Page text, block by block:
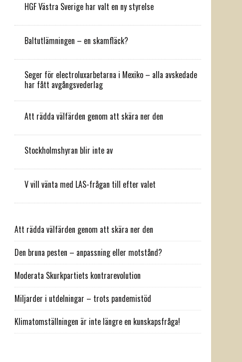
HGF Västra Sverige har valt en ny styrelse
Baltutlämningen – en skamfläck?
Seger för electroluxarbetarna i Mexiko – alla avskedade
har fått avgångsvederlag
Att rädda välfärden genom att skära ner den
Stockholmshyran blir inte av
V vill vänta med LAS-frågan till efter valet
Att rädda välfärden genom att skära ner den
Den bruna pesten – anpassning eller motstånd?
Moderata Skurkpartiets kontrarevolution
Miljarder i utdelningar – trots pandemistöd
Klimatomställningen är inte längre en kunskapsfråga!